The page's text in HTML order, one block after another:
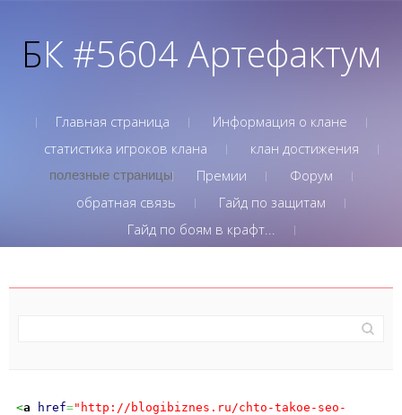
БК #5604 Артефактум
Главная страница
Информация о клане
статистика игроков клана
клан достижения
полезные страницы Премии
Форум
обратная связь
Гайд по защитам
Гайд по боям в крафт...
<a href="http://blogibiznes.ru/chto-takoe-seo-